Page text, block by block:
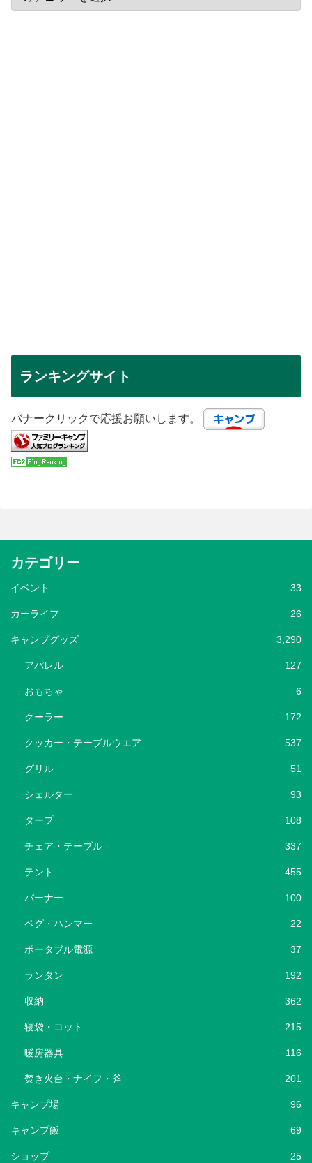
ランキングサイト
バナークリックで応援お願いします。
カテゴリー
イベント 33
カーライフ 26
キャンプグッズ 3,290
アパレル 127
おもちゃ 6
クーラー 172
クッカー・テーブルウエア 537
グリル 51
シェルター 93
タープ 108
チェア・テーブル 337
テント 455
バーナー 100
ペグ・ハンマー 22
ポータブル電源 37
ランタン 192
収納 362
寝袋・コット 215
暖房器具 116
焚き火台・ナイフ・斧 201
キャンプ場 96
キャンプ飯 69
ショップ 25